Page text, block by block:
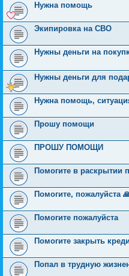
Нужна помощь
Экипировка на СВО
Нужны деньги на
Нужны деньги для
Нужна помощь,
Прошу помощи
ПРОШУ ПОМОЩИ
Помогите в раскрытии
Помогите, пожалуйста
Помогите пожалуйста
Помогите закрыть
Попал в трудную